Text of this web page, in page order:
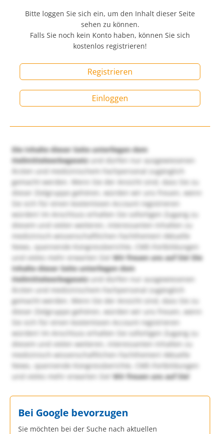
Bitte loggen Sie sich ein, um den Inhalt dieser Seite
sehen zu können.
Falls Sie noch kein Konto haben, können Sie sich
kostenlos registrieren!
Registrieren
Einloggen
Die Inhalte dieser Seite unterliegen dem
Heilmittelwerbegesetzund dürfen nur ausgewiesenen
Ärzten und medizinischem Fachpersonal zugänglich
gemacht werden. Wenn Sie der Ansicht sind, dass Sie zu
dieser Zielgruppe gehören, würden wir uns freuen, wenn
Sie sich für einen kostenlosen Account registrieren
würden! Im Anschluss erhalten Sie sofortigen Zugang zu
diesem und vielen weiteren, interessanten Inhalten zu
medizinisch-wissenschaftlichen Fachthemen! Aktuelle
News, spannende Kongressberichte, CME-Fortbildungen
und vieles mehr erwarten Sie!Wir freuen uns auf Sie! Die
Inhalte dieser Seite unterliegen dem
Heilmittelwerbegesetzund dürfen nur ausgewiesenen
Ärzten und medizinischem Fachpersonal zugänglich
gemacht werden. Wenn Sie der Ansicht sind, dass Sie zu
dieser Zielgruppe gehören, würden wir uns freuen, wenn
Sie sich für einen kostenlosen Account registrieren
würden! Im Anschluss erhalten Sie sofortigen Zugang zu
diesem und vielen weiteren, interessanten Inhalten zu
medizinisch-wissenschaftlichen Fachthemen! Aktuelle
News, spannende Kongressberichte, CME-Fortbildungen
und vieles mehr erwarten Sie!Wir freuen uns auf Sie!
Bei Google bevorzugen
Sie möchten bei der Suche nach aktuellen